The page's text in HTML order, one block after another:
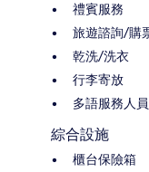
禮賓服務
旅遊諮詢/購
乾洗/洗衣
行李寄放
多語服務人員
綜合設施
櫃台保險箱